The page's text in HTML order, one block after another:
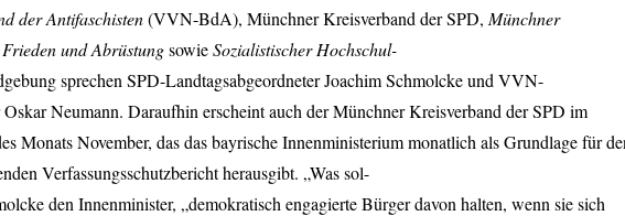
der Antifaschisten(VVN-BdA), Münchner Kreisverband derSPD, Münchner
und AbrüstungsowieSozialistischer Hochschul-
sprechen SPD-Landtagsabgeordneter Joachim Schmolcke und VVN-
Neumann. Daraufhin erscheint auch der Münchner Kreisverband derSPD im
Monats November, das das bayrische Innenministerium monatlich als Grundlage für
Verfassungsschutzbericht herausgibt. „Was sol-
den Innenminister, „demokratisch engagierte Bürger davon halten, wenn sie sich